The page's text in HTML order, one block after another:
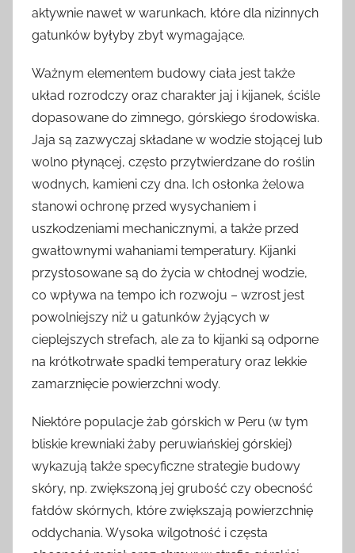
aktywnie nawet w warunkach, które dla nizinnych
gatunków byłyby zbyt wymagające.
Ważnym elementem budowy ciała jest także
układ rozrodczy oraz charakter jaj i kijanek, ściśle
dopasowane do zimnego, górskiego środowiska.
Jaja są zazwyczaj składane w wodzie stojącej lub
wolno płynącej, często przytwierdzane do roślin
wodnych, kamieni czy dna. Ich osłonka żelowa
stanowi ochronę przed wysychaniem i
uszkodzeniami mechanicznymi, a także przed
gwałtownymi wahaniami temperatury. Kijanki
przystosowane są do życia w chłodnej wodzie,
co wpływa na tempo ich rozwoju – wzrost jest
powolniejszy niż u gatunków żyjących w
cieplejszych strefach, ale za to kijanki są odporne
na krótkotrwałe spadki temperatury oraz lekkie
zamarznięcie powierzchni wody.
Niektóre populacje żab górskich w Peru (w tym
bliskie krewniaki żaby peruwiańskiej górskiej)
wykazują także specyficzne strategie budowy
skóry, np. zwiększoną jej grubość czy obecność
fałdów skórnych, które zwiększają powierzchnię
oddychania. Wysoka wilgotność i częsta